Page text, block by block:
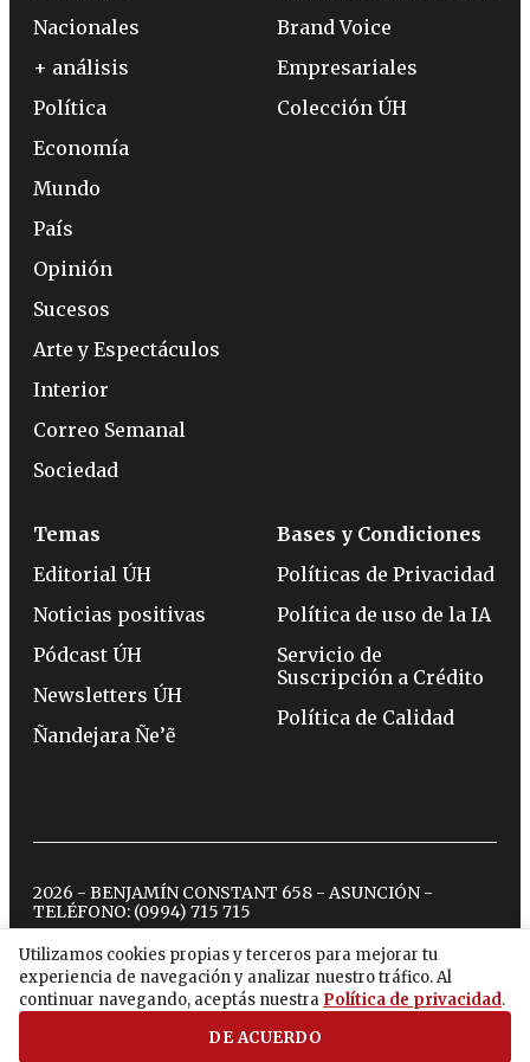
Utilizamos cookies propias y terceros para mejorar tu
experiencia de navegación y analizar nuestro tráfico. Al
continuar navegando, aceptás nuestra Política de privacidad.
DE ACUERDO
Nacionales
+ análisis
Política
Economía
Mundo
País
Opinión
Sucesos
Arte y Espectáculos
Interior
Correo Semanal
Sociedad
Brand Voice
Empresariales
Colección ÚH
Temas
Editorial ÚH
Noticias positivas
Pódcast ÚH
Newsletters ÚH
Ñandejara Ñe’ẽ
Bases y Condiciones
Políticas de Privacidad
Política de uso de la IA
Servicio de
Suscripción a Crédito
Política de Calidad
2026 - BENJAMÍN CONSTANT 658 - ASUNCIÓN -
TELÉFONO: (0994) 715 715
twitterinstagram
facebook
tiktokyoutubespotify